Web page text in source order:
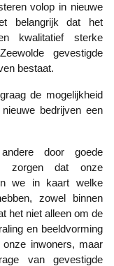
volop in nieuwe
belangrijk dat het
kwalitatief sterke
gevestigde
bestaat.
bedrijven een
zorgen dat onze
we in kaart welke
zowel binnen
het niet alleen om de
en beeldvorming
inwoners, maar
van gevestigde